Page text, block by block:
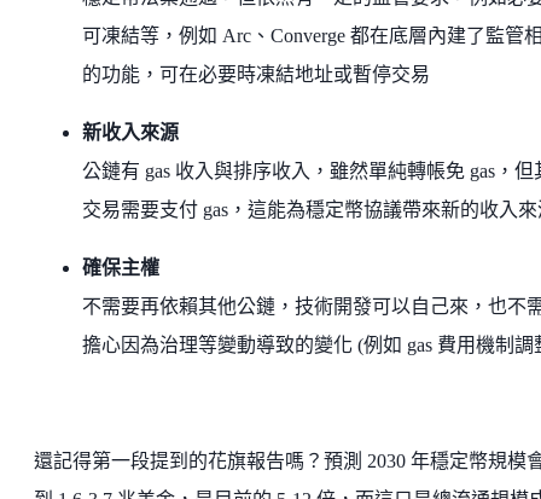
可凍結等，例如 Arc、Converge 都在底層內建了監管
的功能，可在必要時凍結地址或暫停交易
新收入來源
公鏈有 gas 收入與排序收入，雖然單純轉帳免 gas，但
交易需要支付 gas，這能為穩定幣協議帶來新的收入
確保主權
不需要再依賴其他公鏈，技術開發可以自己來，也不
擔心因為治理等變動導致的變化 (例如 gas 費用機制調
還記得第一段提到的花旗報告嗎？預測 2030 年穩定幣規模